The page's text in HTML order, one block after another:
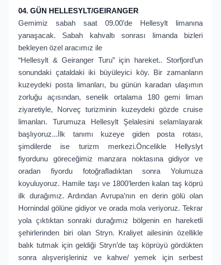
04. GÜN HELLESYLT/GEIRANGER
Gemimiz sabah saat 09.00’de Hellesylt limanına
yanaşacak. Sabah kahvaltı sonrası limanda bizleri
bekleyen özel aracımız ile
“Hellesylt & Geiranger Turu” için hareket.. Storfjord’un
sonundaki çataldaki iki büyüleyici köy. Bir zamanların
kuzeydeki posta limanları, bu günün karadan ulaşımın
zorluğu açısından, senelik ortalama 180 gemi liman
ziyaretiyle, Norveç turizminin kuzeydeki gözde cruise
limanları. Turumuza Hellesylt Şelalesini selamlayarak
başlıyoruz...İlk tanımı kuzeye giden posta rotası,
şimdilerde ise turizm merkezi.Öncelikle Hellyslyt
fiyordunu göreceğimiz manzara noktasına gidiyor ve
oradan fiyordu fotoğrafladıktan sonra Yolumuza
koyuluyoruz. Hamile taşı ve 1800’lerden kalan taş köprü
ilk durağımız. Ardından Avrupa’nın en derin gölü olan
Hornindal gölüne gidiyor ve orada mola veriyoruz. Tekrar
yola çıktıktan sonraki durağımız bölgenin en hareketli
şehirlerinden biri olan Stryn. Kraliyet ailesinin özellikle
balık tutmak için geldiği Stryn’de taş köprüyü gördükten
sonra alışverişleriniz ve kahve/ yemek için serbest